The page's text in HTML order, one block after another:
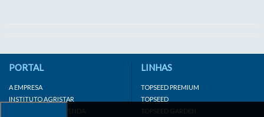
PORTAL
A EMPRESA
INSTITUTO AGRISTAR
DISTRIBUIDOR/REVENDA
LINHAS
TOPSEED PREMIUM
TOPSEED
TOPSEED GARDEN